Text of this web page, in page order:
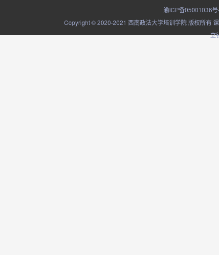
渝ICP备05001036
Copyright © 2020-2021 西南政法大学培训学院 版权所有
立